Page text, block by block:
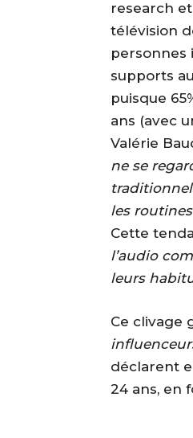
research
télévision
personnes
supports
puisque
ans (avec
Valérie
ne se
les
Cette
l’audio
leurs
Ce clivage
déclarent
24 ans, en